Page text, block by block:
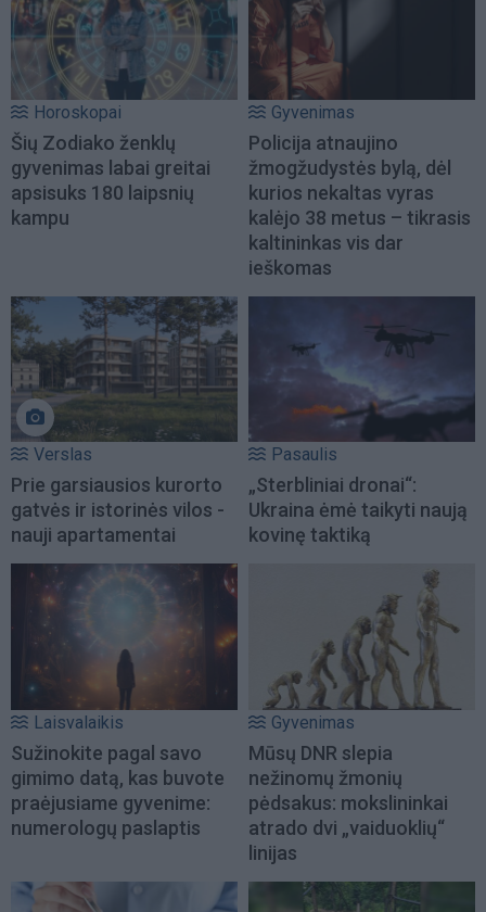
Horoskopai
Šių Zodiako ženklų
gyvenimas labai greitai
apsisuks 180 laipsnių
kampu
Gyvenimas
Policija atnaujino
žmogžudystės bylą, dėl
kurios nekaltas vyras
kalėjo 38 metus – tikrasis
kaltininkas vis dar
ieškomas
Verslas
Prie garsiausios kurorto
gatvės ir istorinės vilos -
nauji apartamentai
Pasaulis
„Sterbliniai dronai“:
Ukraina ėmė taikyti naują
kovinę taktiką
Laisvalaikis
Sužinokite pagal savo
gimimo datą, kas buvote
praėjusiame gyvenime:
numerologų paslaptis
Gyvenimas
Mūsų DNR slepia
nežinomų žmonių
pėdsakus: mokslininkai
atrado dvi „vaiduoklių“
linijas